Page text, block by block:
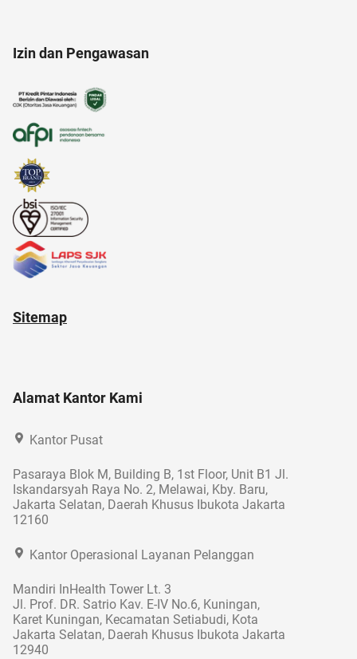
american music awards 2021
Izin dan Pengawasan
Sitemap
Alamat Kantor Kami
Kantor Pusat
Pasaraya Blok M, Building B, 1st Floor, Unit B1 Jl.
Iskandarsyah Raya No. 2, Melawai, Kby. Baru,
Jakarta Selatan, Daerah Khusus Ibukota Jakarta
12160
Kantor Operasional Layanan Pelanggan
Mandiri InHealth Tower Lt. 3
Jl. Prof. DR. Satrio Kav. E-IV No.6, Kuningan,
Karet Kuningan, Kecamatan Setiabudi, Kota
Jakarta Selatan, Daerah Khusus Ibukota Jakarta
12940